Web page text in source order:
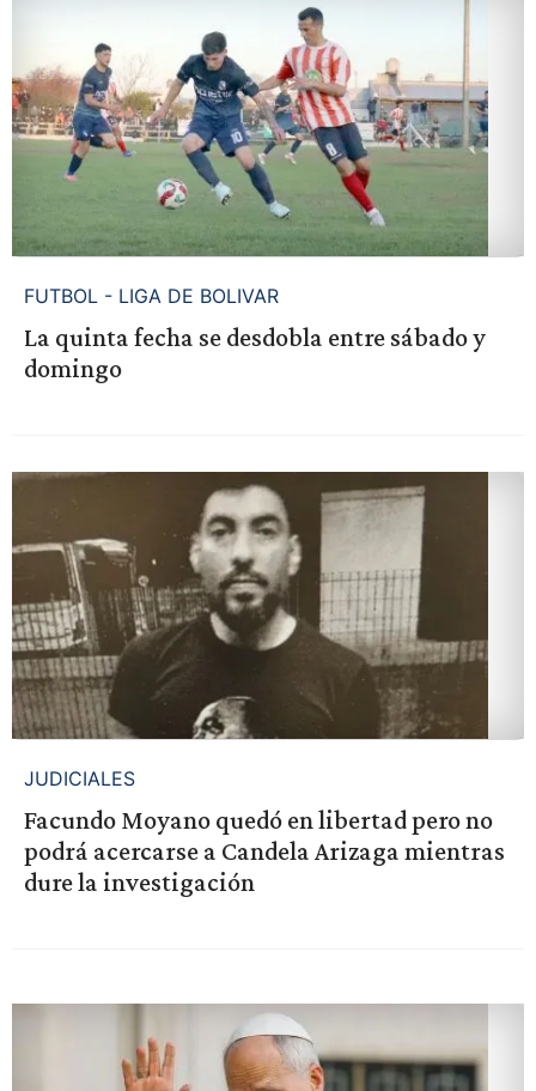
FUTBOL - LIGA DE BOLIVAR
La quinta fecha se desdobla entre sábado y
domingo
JUDICIALES
Facundo Moyano quedó en libertad pero no
podrá acercarse a Candela Arizaga mientras
dure la investigación